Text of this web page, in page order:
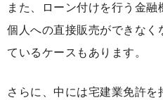
また、ローン付けを行う金融
個人への直接販売ができなく
ているケースもあります。
さらに、中には宅建業免許を